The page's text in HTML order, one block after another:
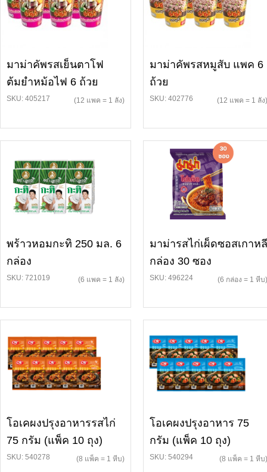
มาม่าคัพรสเย็นตาโฟ
ต้มยำหม้อไฟ 6 ถ้วย
SKU: 405217 (12 แพค = 1 ลัง)
มาม่าคัพรสหมูสับ แพค 6
ถ้วย
SKU: 402776 (12 แพค = 1 ลัง)
พร้าวหอมกะทิ 250 มล. 6
กล่อง
SKU: 721019 (6 แพค = 1 ลัง)
มาม่ารสไก่เผ็ดซอสเกาหลี
กล่อง 30 ซอง
SKU: 496224 (6 กล่อง = 1 หีบ)
โอเคผงปรุงอาหารรสไก่
75 กรัม (แพ็ค 10 ถุง)
SKU: 540278 (8 แพ็ค = 1 หีบ)
โอเคผงปรุงอาหาร 75
กรัม (แพ็ค 10 ถุง)
SKU: 540294 (8 แพ็ค = 1 หีบ)